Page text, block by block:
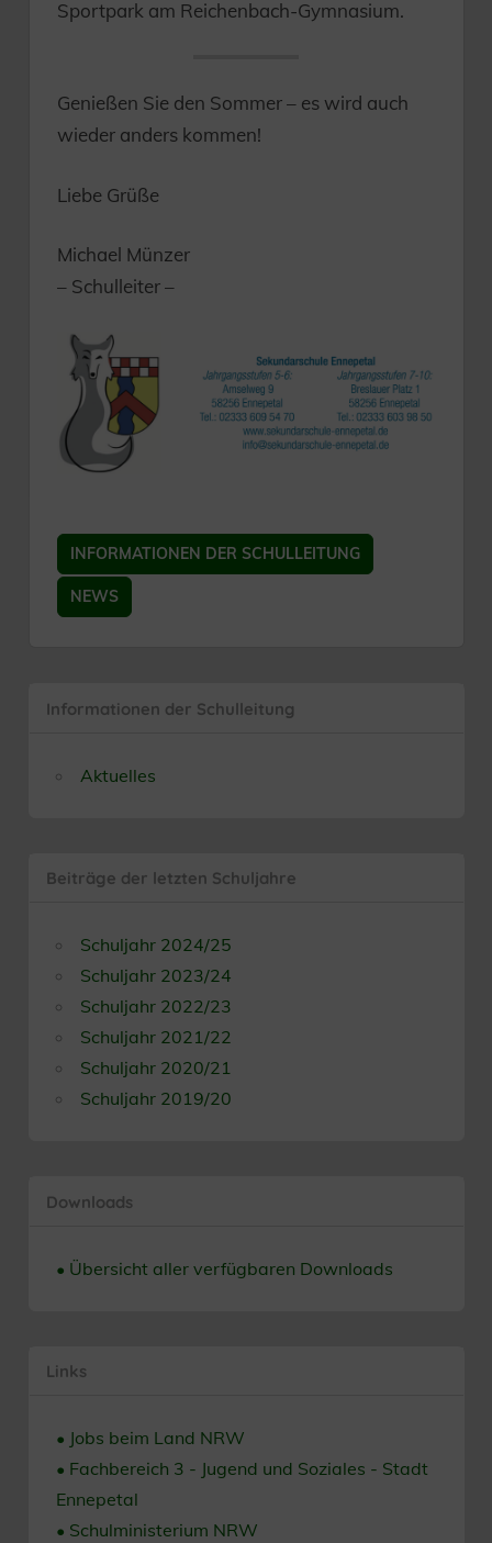
Sportpark am Reichenbach-Gymnasium.
Genießen Sie den Sommer – es wird auch
wieder anders kommen!
Liebe Grüße
Michael Münzer
– Schulleiter –
INFORMATIONEN DER SCHULLEITUNG
NEWS
Informationen der Schulleitung
Aktuelles
Beiträge der letzten Schuljahre
Schuljahr 2024/25
Schuljahr 2023/24
Schuljahr 2022/23
Schuljahr 2021/22
Schuljahr 2020/21
Schuljahr 2019/20
Downloads
• Übersicht aller verfügbaren Downloads
Links
• Jobs beim Land NRW
• Fachbereich 3 - Jugend und Soziales - Stadt
Ennepetal
• Schulministerium NRW